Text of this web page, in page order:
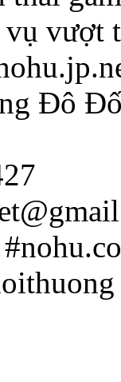
vụ vượt
Đô